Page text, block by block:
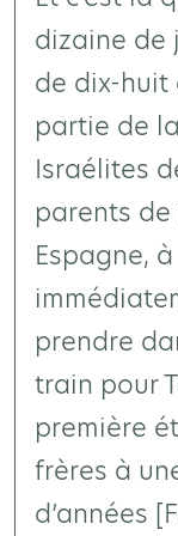
dizaine de
de dix-huit
partie de
Israélites
parents
Espagne,
prendre
train pour
première
frères à
d’années